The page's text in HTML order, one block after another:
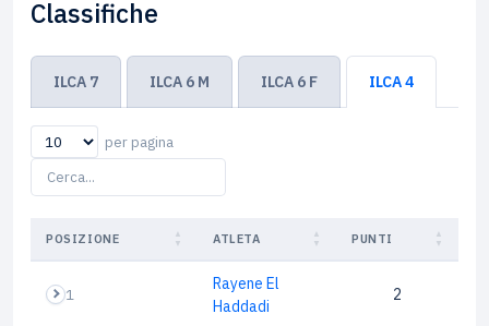
Classifiche
ILCA 7 ILCA 6 M ILCA 6 F ILCA 4
per pagina
POSIZIONE ATLETA PUNTI
1
Rayene El
Haddadi
2